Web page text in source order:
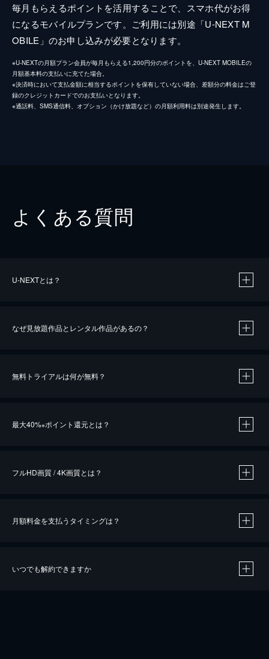
毎月もらえるポイントを活用することで、スマホ代がお得
になるモバイルプランです。ご利用には別途「U-NEXT M
OBILE」のお申し込みが必要となります。
※U-NEXTの月額プラン会員が毎月もらえる1,200円分のポイントを、U-NEXT MOBILEの
月額基本料の支払いに充てた場合。
※決済時において支払金額に相当するポイントを保有していない場合、差額分の料金はご登
録のクレジットカードでのお支払いとなります。
※通話料、SMS通信料、オプション（かけ放題など）の月額利用料は別途発生します。
よくある質問
U-NEXTとは？
なぜ見放題作品とレンタル作品があるの？
無料トライアルは何が無料？
最大40%※ポイント還元とは？
※40％ポイント還元の対象は、クレジットカード決済による作品の購入 / レンタルです。
フルHD画質 / 4K画質とは？
月額料金を支払うタイミングは？
いつでも解約できますか